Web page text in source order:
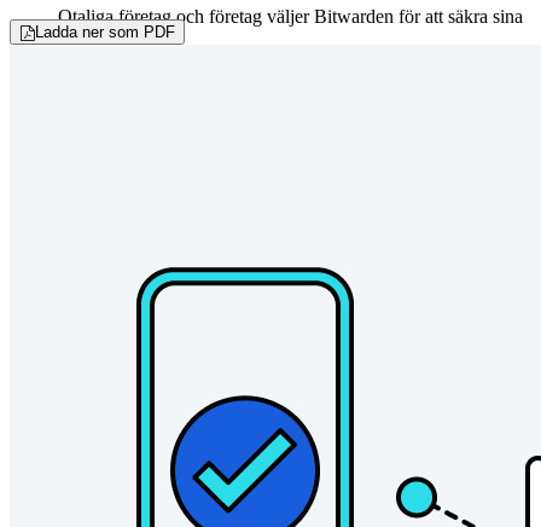
Otaliga företag och företag väljer Bitwarden för att säkra sina
intressen
Utvecklardokumentation
Ladda ner som PDF